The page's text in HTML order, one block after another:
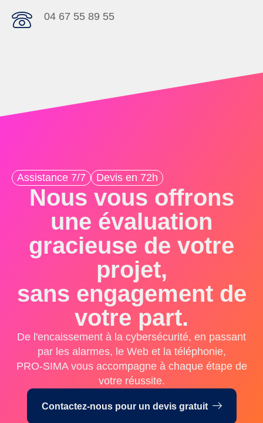
04 67 55 89 55
Assistance 7/7 Devis en 72h
Nous vous offrons
une évaluation
gracieuse de votre
projet,
sans engagement de
votre part.
De l'encaissement à la cybersécurité, en passant
par les alarmes, le Web et la téléphonie,
PRO-SIMA vous accompagne à chaque étape de
votre réussite.
Contactez-nous pour un devis gratuit